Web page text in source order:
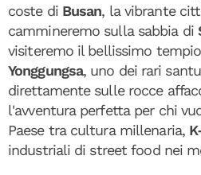
coste di Busan, la vibrante
cammineremo sulla sabbia di
visiteremo il bellissimo
Yonggungsa, uno dei rari
direttamente sulle rocce
l'avventura perfetta per chi
Paese tra cultura millenaria,
industriali di street food nei